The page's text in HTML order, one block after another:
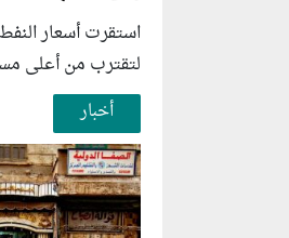
استقرت أسعار
لتقترب من أعلى
أخبار